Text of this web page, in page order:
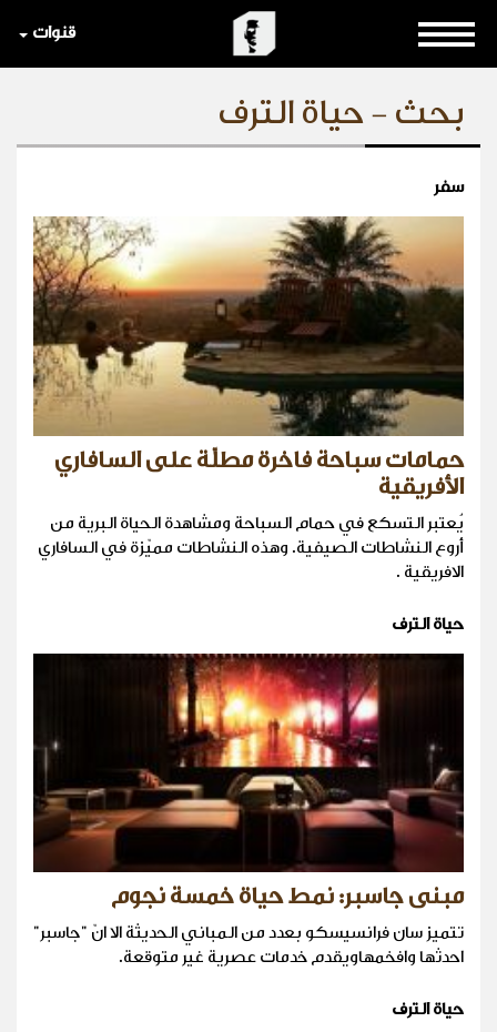
قنوات
بحث - حياة الترف
سفر
حمامات سباحة فاخرة مطلّة على السافاري
الأفريقية
يُعتبر التسكع في حمام السباحة ومشاهدة الحياة البرية من
أروع النشاطات الصيفية. وهذه النشاطات مميّزة في السافاري
الافريقية .
حياة الترف
مبنى جاسبر: نمط حياة خمسة نجوم
تتميز سان فرانسيسكو بعدد من المباني الحديثة الا انّ "جاسبر"
احدثها وافخمهاويقدم خدمات عصرية غير متوقعة.
حياة الترف